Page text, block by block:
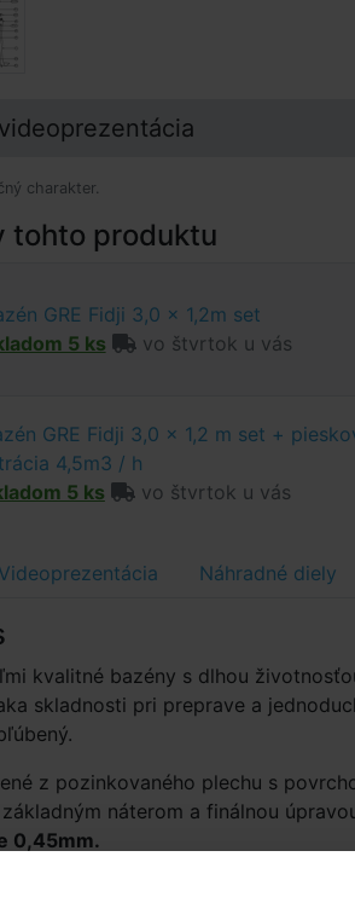
videoprezentácia
charakter.
tohto produktu
GRE Fidji 3,0 x 1,2m set
5 ks
vo štvrtok u vás
GRE Fidji 3,0 x 1,2 m set +
4,5m3 / h
5 ks
vo štvrtok u vás
Videoprezentácia Náhradné diely
kvalitné bazény s dlhou
skladnosti pri preprave a
z pozinkovaného plechu s
náterom a finálnou
0,45mm.